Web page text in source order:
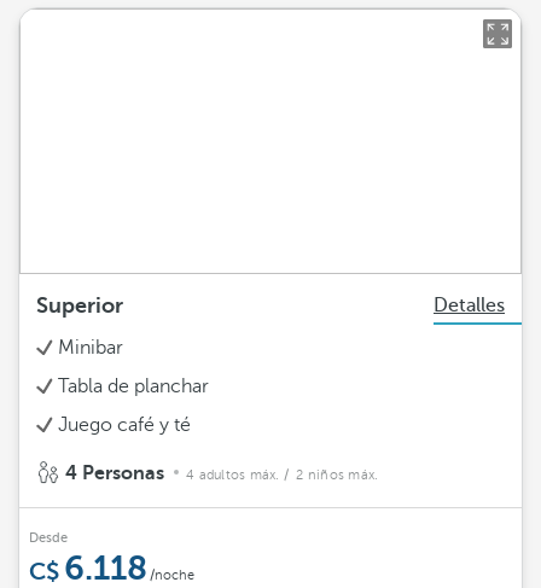
Superior
Detalles
Minibar
Tabla de planchar
Juego café y té
4 Personas 4 adultos máx. / 2 niños máx.
Desde
6.118 /noche